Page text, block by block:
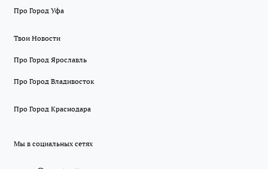
Про Город Уфа
Твои Новости
Про Город Ярославль
Про Город Владивосток
Про Город Краснодара
Мы в социальных сетях